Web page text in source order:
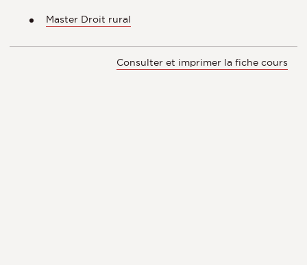
Master Droit rural
Consulter et imprimer la fiche cours